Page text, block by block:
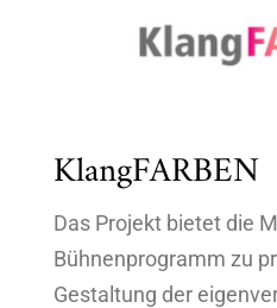
KlangFARBEN
Das Projekt bietet die
Bühnenprogramm zu
Gestaltung der